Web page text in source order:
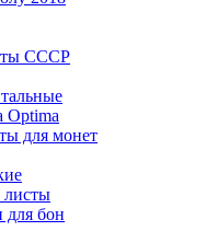
СССР
Optima
для монет
листы
для бон